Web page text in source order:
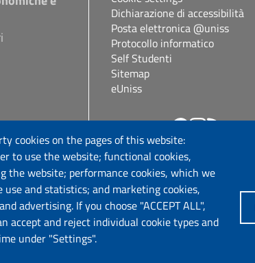
cookies on the pages of this website:
to use the website; functional cookies,
the website; performance cookies, which we
and statistics; and marketing cookies,
advertising. If you choose "ACCEPT ALL",
accept and reject individual cookie types and
under "Settings".
Dichiarazione di accessibilità
Posta elettronica @uniss
Protocollo informatico
Self Studenti
Sitemap
eUniss
Follow us